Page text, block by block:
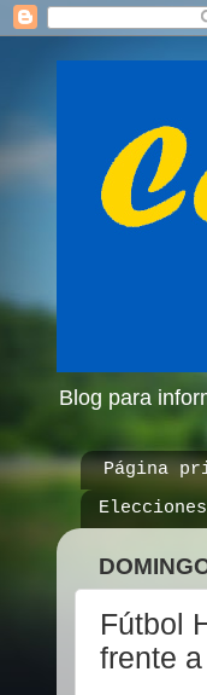
Blog para
Página
Fútbol
frente